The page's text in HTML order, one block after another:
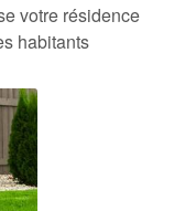
votre résidence
habitants